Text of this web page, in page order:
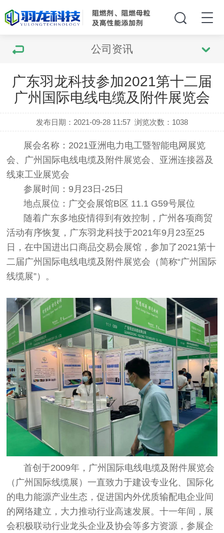
公司资讯
广东羽龙科技参加2021第十二届
广州国际电线电缆及附件展览会
发布日期：2021-09-28 11:57 浏览次数： 1038
展会名称：2021亚洲电力电工暨智能电网展览
会、广州国际电线电缆及附件展览会、亚洲连接器及
线束工业展览会
参展时间：9月23日-25日
地点展位：广交会展馆B区 11.1 G59号展位
随着广东多地疫情得到有效控制，广州各项商贸
活动有序恢复，广东羽龙科技于2021年9月23至25
日，在中国进出口商品交易会展馆，参加了2021第十
二届广州国际电线电缆及附件展览会（简称“广州国际
线缆展”）。
首创于2009年，广州国际电线电缆及附件展览会
（广州国际线缆展）一直致力于建设专业化、国际化
的电力能源产业生态，促进国内外优质输配电企业间
的网络建立，大力推动行业高速发展。十一年间，展
会积极联动行业龙头企业及协会等多方资源，参展企